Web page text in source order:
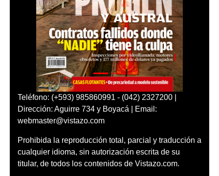
Teléfono: (+593) 985860991 - (042) 2327200 |
Dirección: Aguirre 734 y Boyacá | Email:
webmaster@vistazo.com
Prohibida la reproducción total, parcial y traducción a
cualquier idioma, sin autorización escrita de su
titular, de todos los contenidos de Vistazo.com.